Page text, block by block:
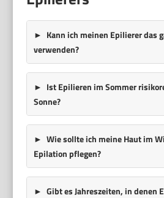
Kann ich meinen Epilierer das
verwenden?
Ist Epilieren im Sommer
Sonne?
Wie sollte ich meine Haut im
Epilation pflegen?
Gibt es Jahreszeiten, in denen